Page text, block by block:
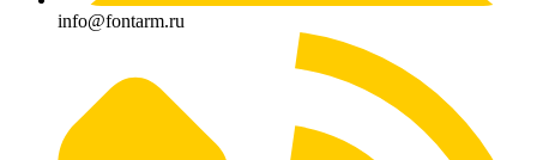
info@fontarm.ru